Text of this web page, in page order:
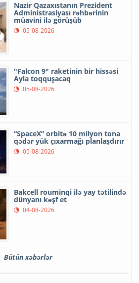
Nazir Qazaxıstanın Prezident
Administrasiyası rəhbərinin
müavini ilə görüşüb
05-08-2026
"Falcon 9" raketinin bir hissəsi
Ayla toqquşacaq
05-08-2026
“SpaceX” orbitə 10 milyon tona
qədər yük çıxarmağı planlaşdırır
05-08-2026
Bakcell rouminqi ilə yay tətilində
dünyanı kəşf et
04-08-2026
Bütün xəbərlər